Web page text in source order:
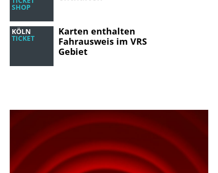
SHOP
KÖLN
TICKET
Karten enthalten
Fahrausweis im VRS
Gebiet